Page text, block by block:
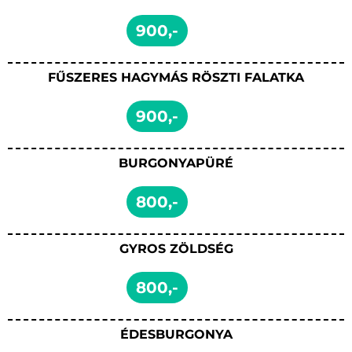
900,-
FŰSZERES HAGYMÁS RÖSZTI FALATKA
900,-
BURGONYAPÜRÉ
800,-
GYROS ZÖLDSÉG
800,-
ÉDESBURGONYA